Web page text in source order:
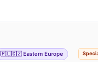
🇵🇱🇨🇿 Eastern Europe